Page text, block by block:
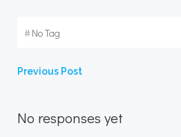
#No Tag
Post
navigation
Previous Post
No responses yet